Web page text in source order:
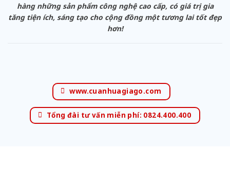
hàng những sản phẩm công nghệ cao cấp, có giá trị gia
tăng tiện ích, sáng tạo cho cộng đồng một tương lai tốt đẹp
hơn!
www.cuanhuagiago.com
Tổng đài tư vấn miễn phí: 0824.400.400